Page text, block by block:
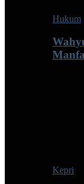
Hukum
Kepri